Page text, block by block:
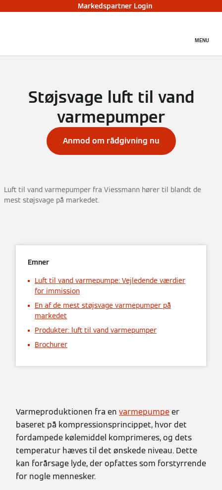
Markedspartner Login
MENU
Støjsvage luft til vand
varmepumper
Anmod om rådgivning nu
Luft til vand varmepumper fra Viessmann hører til blandt de
mest støjsvage på markedet.
Emner
Luft til vand varmepumpe: Vejledende værdier
for immission
En af de mest støjsvage varmepumper på
markedet
Produkter: luft til vand varmepumper
Brochurer
Varmeproduktionen fra en varmepumpeer
baseret på kompressionsprincippet, hvor det
fordampede kølemiddel komprimeres, og dets
temperatur hæves til det ønskede niveau. Dette
kan forårsage lyde, der opfattes som forstyrrende
for nogle mennesker.